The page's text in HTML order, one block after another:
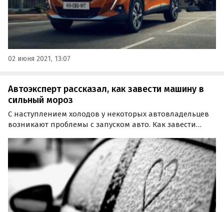
02 июня 2021, 13:07
Автоэксперт рассказал, как завести машину в
сильный мороз
С наступлением холодов у некоторых автовладельцев
возникают проблемы с запуском авто. Как завести
в беседе с телеканалом «360» вице-президент
Национального союза автомобилистов Ян Хайцеэр.